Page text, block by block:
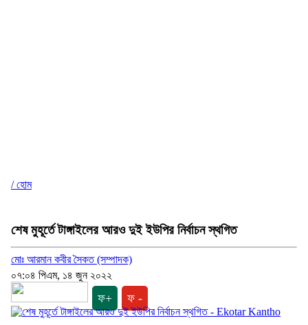
/ হোম
শেষ মুহূর্তে টাঙ্গাইলের আরও দুই ইউপির নির্বাচন স্থগিত
মোঃ আরমান কবীর সৈকত (সম্পাদক)
০৭:০৪ পিএম, ১৪ জুন ২০২২
ফ+ ফ -